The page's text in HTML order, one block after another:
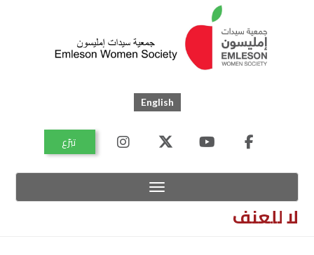
تبرّع
English
Toggle navigation
لا للعنف
بنا